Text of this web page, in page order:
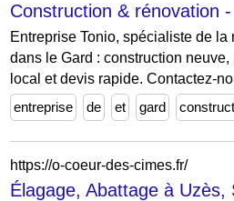
Construction & rénovation
Entreprise Tonio, spécialiste de
dans le Gard : construction
local et devis rapide. Contactez-
entreprise
de et gard
https://o-coeur-des-cimes.fr/
Élagage, Abattage à Uzès,